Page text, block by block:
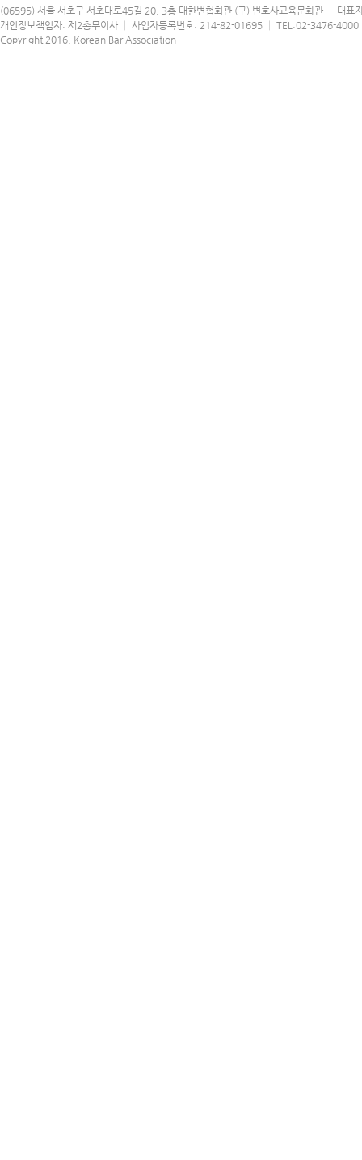
(06595) 서울 서초구 서초대로45길 20, 3층 대한변협회관 (구) 변호사교육문화관 │ 대표
개인정보책임자: 제2총무이사 │ 사업자등록번호: 214-82-01695 │ TEL:02-3476-
Copyright 2016, Korean Bar Association